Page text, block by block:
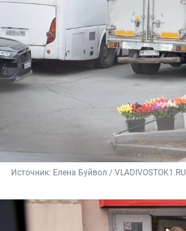
Источник: Елена Буйвол / VLADIVOSTOK1.RU